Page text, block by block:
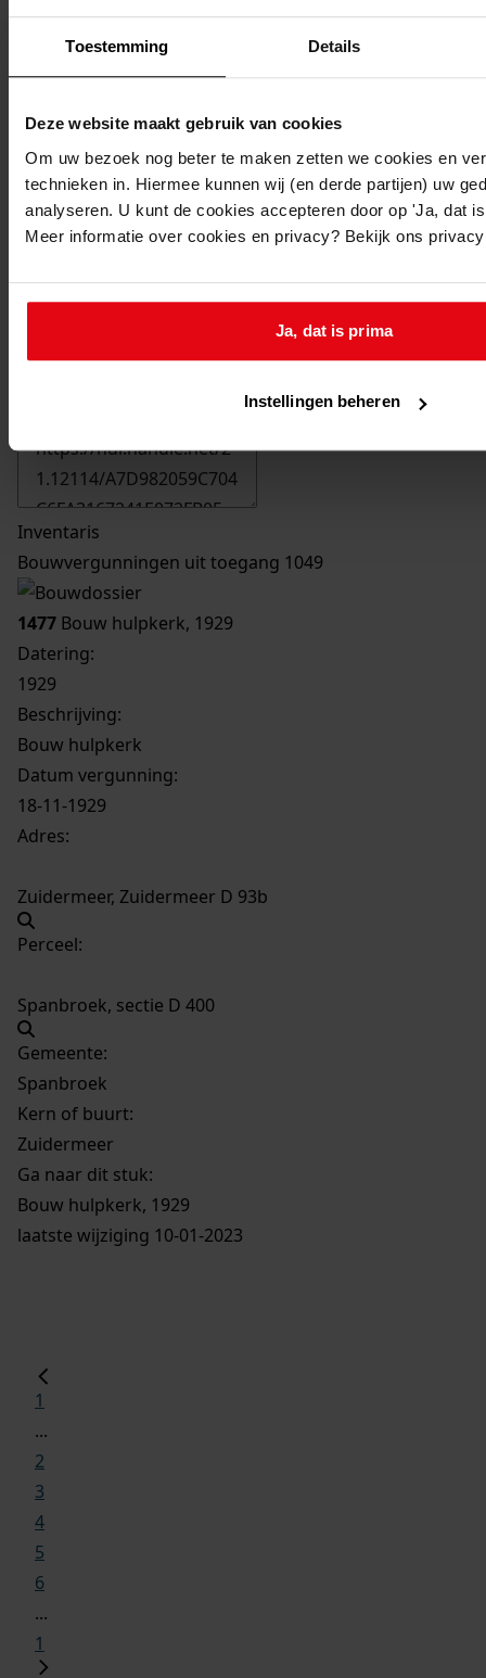
Toestemming Details
Deze website maakt gebruik van cookies
Om uw bezoek nog beter te maken zetten we cookies en
technieken in. Hiermee kunnen wij (en derde partijen) uw
analyseren. U kunt de cookies accepteren door op 'Ja, dat
Meer informatie over cookies en privacy? Bekijk ons
Ja, dat is prima
Instellingen beheren
Inventaris
Bouwvergunningen uit toegang 1049
1477 Bouw hulpkerk, 1929
Datering:
1929
Beschrijving:
Bouw hulpkerk
Datum vergunning:
18-11-1929
Adres:
Zuidermeer, Zuidermeer D 93b
Perceel:
Spanbroek, sectie D 400
Gemeente:
Spanbroek
Kern of buurt:
Zuidermeer
Ga naar dit stuk:
Bouw hulpkerk, 1929
laatste wijziging 10-01-2023
1
...
2
3
4
5
6
...
1